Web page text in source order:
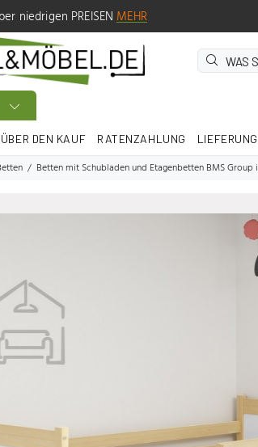
niedrigen PREISENMEHR
DEN KAUF RATENZAHLUNG LIEFERUNG
Betten mit Schubladen und Etagenbetten BMS Group